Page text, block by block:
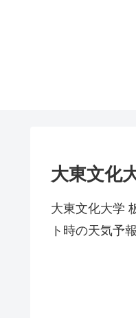
大東文化
大東文化大学
ト時の天気予